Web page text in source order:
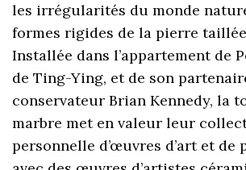
les irrégularités du monde
formes rigides de la pierre
Installée dans l’appartement de
de Ting-Ying, et de son
conservateur Brian Kennedy, la
marbre met en valeur leur
personnelle d’œuvres d’art et de